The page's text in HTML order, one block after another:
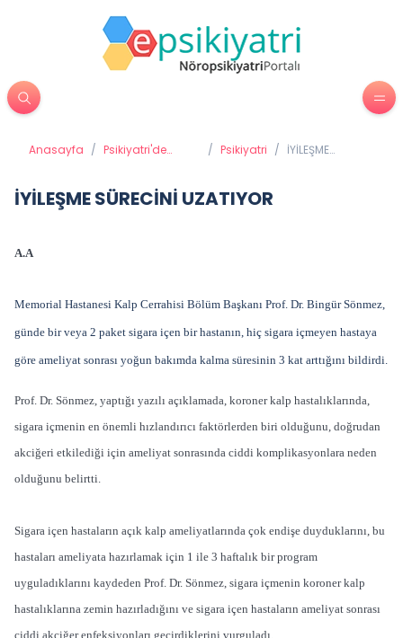
Anasayfa / Psikiyatri'de
/ Psikiyatri / İYİLEŞME
İYİLEŞME SÜRECİNİ UZATIYOR
A.A
Memorial Hastanesi Kalp Cerrahisi Bölüm Başkanı Prof. Dr. Bingür Sönmez,
günde bir veya 2 paket sigara içen bir hastanın, hiç sigara içmeyen hastaya
göre ameliyat sonrası yoğun bakımda kalma süresinin 3 kat arttığını bildirdi.
Prof. Dr. Sönmez, yaptığı yazılı açıklamada, koroner kalp hastalıklarında,
sigara içmenin en önemli hızlandırıcı faktörlerden biri olduğunu, doğrudan
akciğeri etkilediği için ameliyat sonrasında ciddi komplikasyonlara neden
olduğunu belirtti.
Sigara içen hastaların açık kalp ameliyatlarında çok endişe duyduklarını, bu
hastaları ameliyata hazırlamak için 1 ile 3 haftalık bir program
uyguladıklarını kaydeden Prof. Dr. Sönmez, sigara içmenin koroner kalp
hastalıklarına zemin hazırladığını ve sigara içen hastaların ameliyat sonrası
ciddi akciğer enfeksiyonları geçirdiklerini vurguladı.